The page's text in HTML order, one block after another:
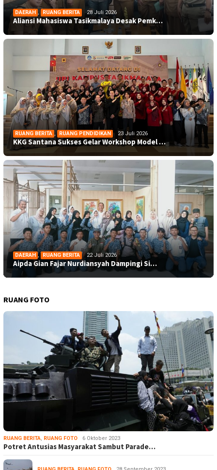
DAERAH , RUANG BERITA 28 Juli 2026
Aliansi Mahasiswa Tasikmalaya Desak Pemk…
RUANG BERITA , RUANG PENDIDIKAN 23 Juli 2026
KKG Santana Sukses Gelar Workshop Model …
DAERAH , RUANG BERITA 22 Juli 2026
Aipda Gian Fajar Nurdiansyah Dampingi Si…
RUANG FOTO
RUANG BERITA, RUANG FOTO 6 Oktober 2023
Potret Antusias Masyarakat Sambut Parade…